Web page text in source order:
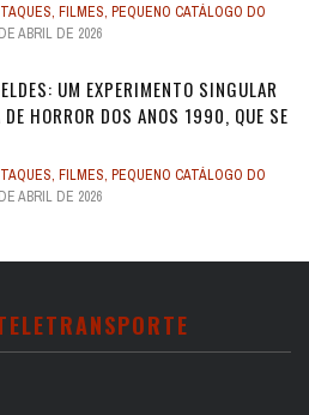
, FILMES, PEQUENO CATÁLOGO DO
ABRIL DE 2026
UM EXPERIMENTO SINGULAR
DE HORROR DOS ANOS 1990, QUE SE
, FILMES, PEQUENO CATÁLOGO DO
ABRIL DE 2026